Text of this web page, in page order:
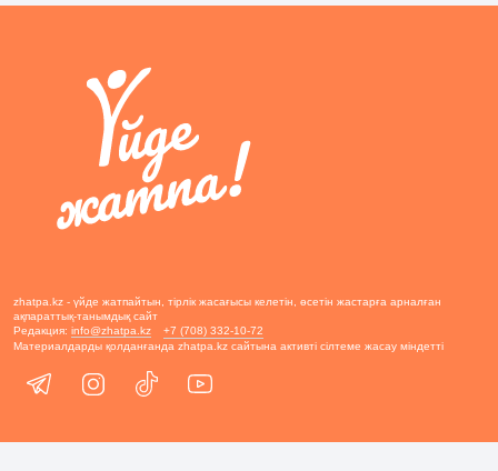
zhatpa.kz - үйде жатпайтын, тірлік жасағысы келетін, өсетін жастарға арналған
ақпараттық-танымдық сайт
Редакция: info@zhatpa.kz
+7 (708) 332-10-72
Материалдарды қолданғанда zhatpa.kz сайтына активті сілтеме жасау міндетті